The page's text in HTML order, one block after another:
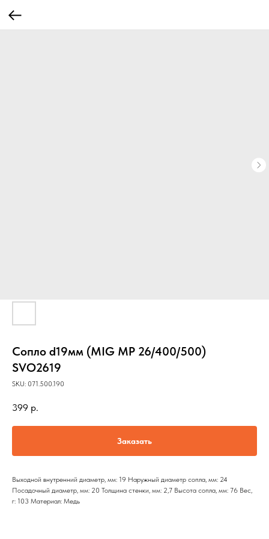
Сопло d19мм (MIG MP 26/400/500)
SVO2619
SKU: 071.500.190
399 р.
Заказать
Выходной внутренний диаметр, мм: 19 Наружный диаметр сопла, мм: 24
Посадочный диаметр, мм: 20 Толщина стенки, мм: 2,7 Высота сопла, мм: 76 Вес,
г: 103 Материал: Медь